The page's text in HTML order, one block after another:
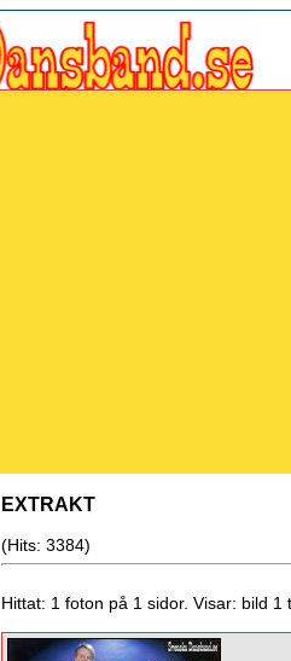
EXTRAKT
(Hits: 3384)
Hittat: 1 foton på 1 sidor. Visar: bild 1